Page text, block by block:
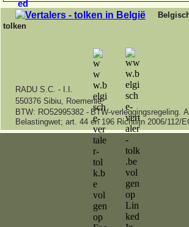
tolken
RADU S.C. - I.I.
550376 Sibiu, Roemenië
BTW: RO52995382 - BTW-verleggingsregeling.
Belastingwet; art. 44 en 196 Richtlijn 2006/112/